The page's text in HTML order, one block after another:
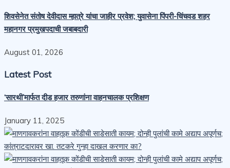
शिवसेनेत संतोष देवीदास म्हात्रे यांचा जाहीर प्रवेश; युवासेना पिंपरी-चिंचवड शहर
महानगर प्रमुखपदाची जबाबदारी
August 01, 2026
Latest Post
‘सारथी’मार्फत दीड हजार तरुणांना वाहनचालक प्रशिक्षण
January 11, 2025